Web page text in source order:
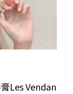
Les Vendan